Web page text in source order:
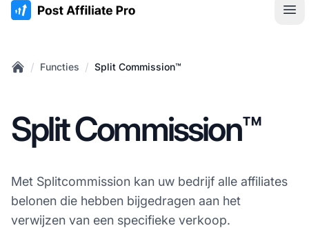
:site.title
/ Functies / Split Commission™
Split Commission™
Met Splitcommission kan uw bedrijf alle affiliates
belonen die hebben bijgedragen aan het
verwijzen van een specifieke verkoop.